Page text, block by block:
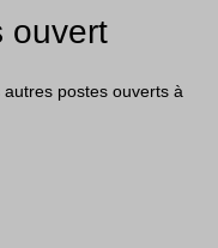
ouvert
postes ouverts à